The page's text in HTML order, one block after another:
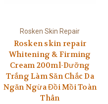
Rosken Skin Repair
Rosken skin repair
Whitening & Firming
Cream 200ml-Dưỡng
Trắng Làm Săn Chắc Da
Ngăn Ngừa Đồi Mồi Toàn
Thân